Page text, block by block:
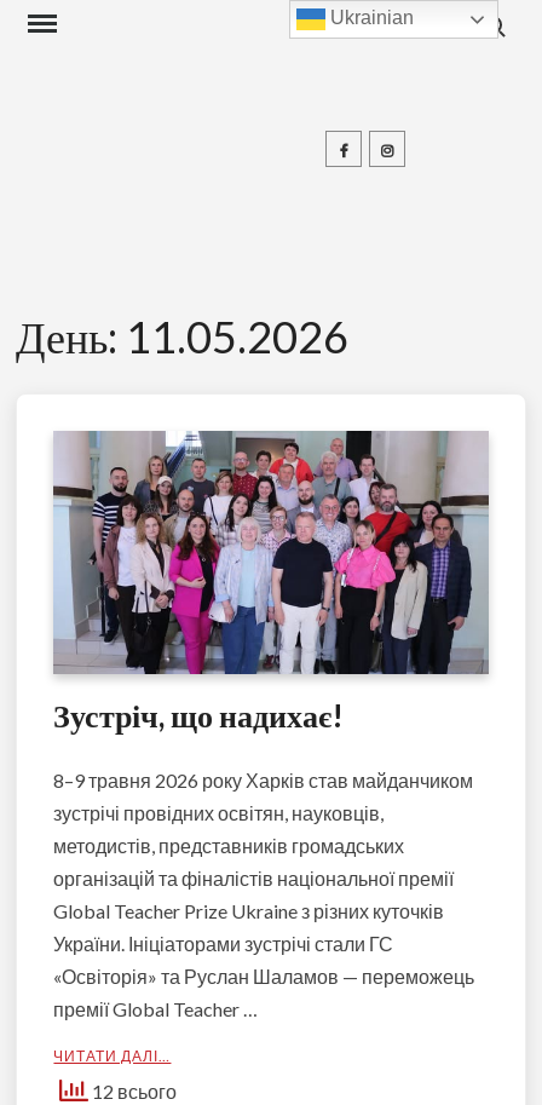
Skip
Search
FacebookInstagram
День: 11.05.2026
Зустріч, що надихає!
8–9 травня 2026 року Харків став майданчиком
зустрічі провідних освітян, науковців,
методистів, представників громадських
організацій та фіналістів національної премії
Global Teacher Prize Ukraine з різних куточків
України. Ініціаторами зустрічі стали ГС
«Освіторія» та Руслан Шаламов — переможець
премії Global Teacher …
ЧИТАТИ ДАЛІ…
12 всього
Ukrainian